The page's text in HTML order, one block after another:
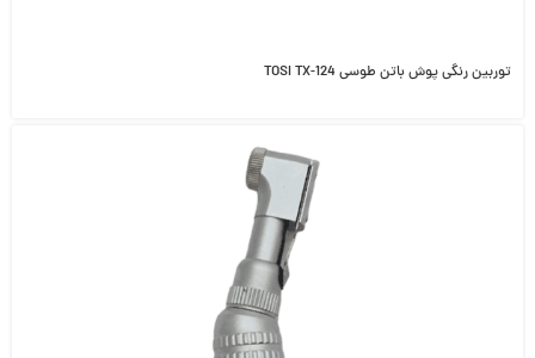
توربین رنگی پوش باتن طوسی TOSI TX-124